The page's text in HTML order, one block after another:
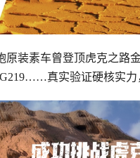
装素车曾登顶虎克之路
真实验证硬核实力